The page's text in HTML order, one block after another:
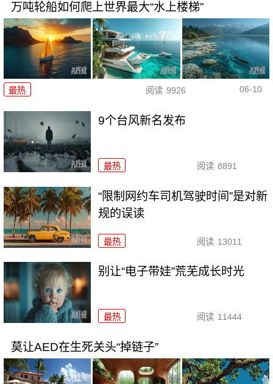
万吨轮船如何爬上世界最大“水上楼梯”
最热 阅读 9926 06-10
9个台风新名发布
最热 阅读 8891
“限制网约车司机驾驶时间”是对新
规的误读
最热 阅读 13011
别让“电子带娃”荒芜成长时光
最热 阅读 11444
莫让AED在生死关头“掉链子”